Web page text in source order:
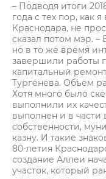
– Подводя итоги
года с тех пор, как
Краснодара, не
сказал потом мэр.
но в то же время
завершили работы
капитальный
Тургенева. Объем
Хотя много было
выполнили их
выполнен и в части
собственности,
казну. И такие
80-летия
создание Аллеи
участок, который